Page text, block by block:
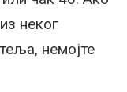
неког
немојте